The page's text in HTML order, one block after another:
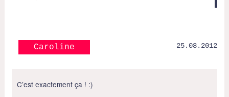
Caroline 25.08.2012
C’est exactement ça ! :)